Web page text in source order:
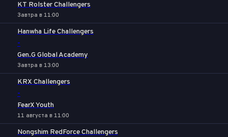
KT Rolster Challengers
Завтра в 11:00
Hanwha Life Challengers
-
Gen.G Global Academy
Завтра в 13:00
KRX Challengers
-
FearX Youth
11 августа в 11:00
Nongshim RedForce Challengers